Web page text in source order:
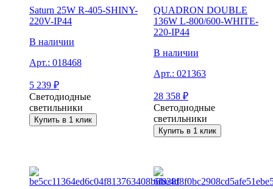
Saturn 25W R-405-SHINY-
220V-IP44
В наличии
Арт.: 018468
5 239 ₽
Светодиодные
светильники
Купить в 1 клик
QUADRON DOUBLE
136W L-800/600-WHITE-
220-IP44
В наличии
Арт.: 021363
28 358 ₽
Светодиодные
светильники
Купить в 1 клик